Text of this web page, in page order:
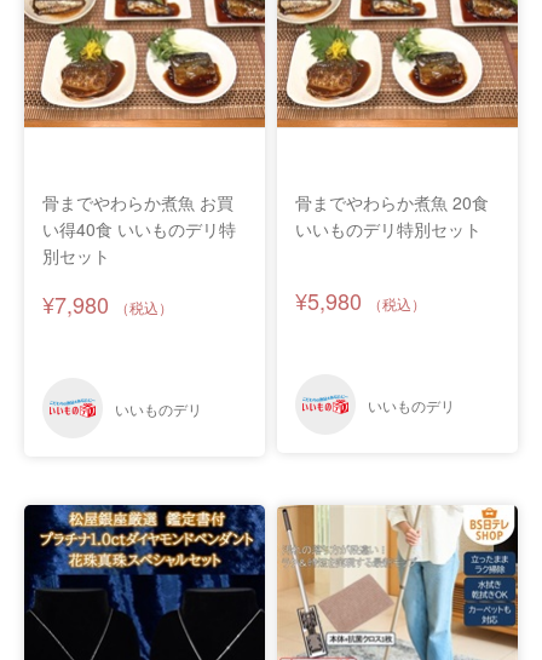
骨までやわらか煮魚 お買
い得40食 いいものデリ特
別セット
¥7,980
骨までやわらか煮魚 20食
いいものデリ特別セット
¥5,980